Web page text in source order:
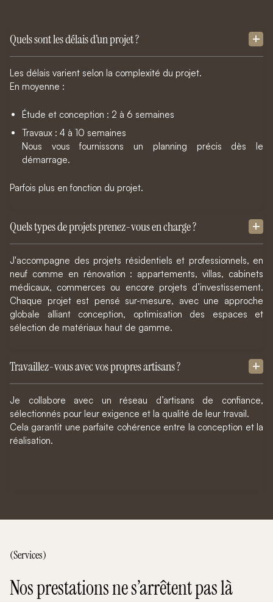
Quels sont les délais d’un projet ?
Les délais varient selon la complexité du projet.
En moyenne :
Étude et conception : 2 à 6 semaines
Travaux : 4 à 10 semaines
Nous vous fournissons un planning précis dès le
démarrage.
Parfois plus en fonction du projet.
Quels types de projets prenez-vous en charge ?
J'accompagne des projets résidentiels et professionnels, en
neuf comme en rénovation : appartements, villas, cabinets
médicaux, commerces ou encore projets d’investissement.
Chaque projet est pensé sur-mesure, avec une approche
globale alliant conception, optimisation des espaces et
sélection de matériaux haut de gamme.
Travaillez-vous avec vos propres artisans ?
Je collabore avec un réseau d’artisans de confiance,
sélectionnés pour leur exigence et la qualité de leur travail.
Cela garantit une parfaite cohérence entre la conception et la
réalisation.
(Services)
Nos prestations ne s’arrêtent pas là